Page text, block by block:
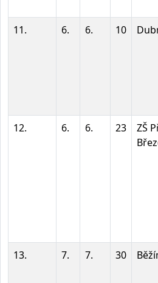
11. 6. 6. 10
12. 6. 6. 23
ZŠ
13. 7. 7. 30